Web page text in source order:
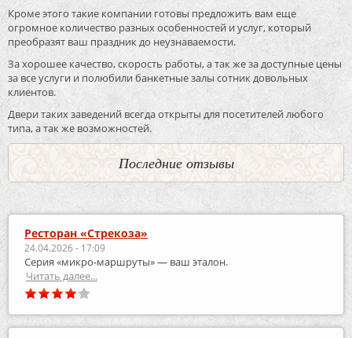
Кроме этого такие компании готовы предложить вам еще
огромное количество разных особенностей и услуг, который
преобразят ваш праздник до неузнаваемости.
За хорошее качество, скорость работы, а так же за доступные цены
за все услуги и полюбили банкетные залы сотник довольных
клиентов.
Двери таких заведений всегда открыты для посетителей любого
типа, а так же возможностей.
Последние отзывы
Ресторан «Стрекоза»
24.04.2026 - 17:09
Серия «микро‑маршруты» — ваш эталон.
Читать далее...